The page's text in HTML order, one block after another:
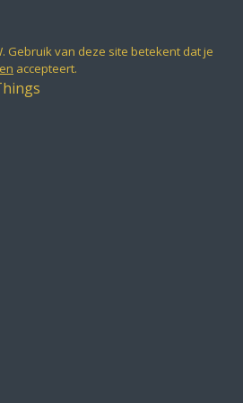
Gebruik van deze site betekent dat je
accepteert.